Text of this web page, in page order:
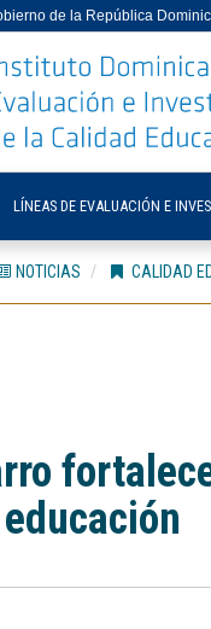
de la República
LÍNEAS DE EVALUACIÓN E
NOTICIAS CALIDAD